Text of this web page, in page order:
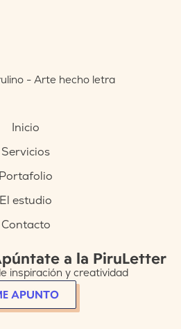
Inicio
Servicios
Portafolio
El estudio
Contacto
a la PiruLetter
inspiración y creatividad
APUNTO